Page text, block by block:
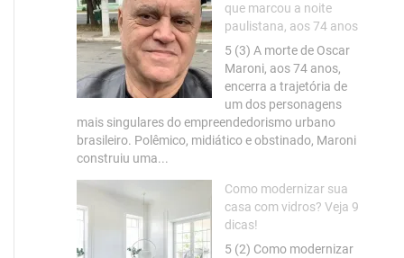
que marcou a noite
paulistana, aos 74 anos
5 (3) A morte de Oscar
Maroni, aos 74 anos,
encerra a trajetória de
um dos personagens
mais singulares do empreendedorismo urbano
brasileiro. Polêmico, midiático e obstinado, Maroni
construiu uma...
Como modernizar sua
casa com vidros? Veja 9
dicas!
5 (2) Como modernizar